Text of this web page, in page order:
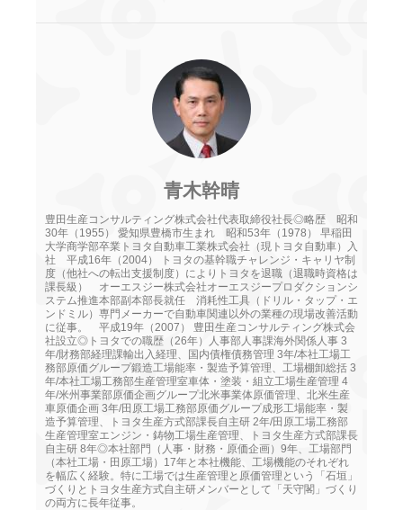
青木幹晴
豊田生産コンサルティング株式会社代表取締役社長◎略歴 昭和
30年（1955） 愛知県豊橋市生まれ 昭和53年（1978） 早稲田
大学商学部卒業トヨタ自動車工業株式会社（現トヨタ自動車）入
社 平成16年（2004） トヨタの基幹職チャレンジ・キャリヤ制
度（他社への転出支援制度）によりトヨタを退職（退職時資格は
課長級） オーエスジー株式会社オーエスジープロダクションシ
ステム推進本部副本部長就任 消耗性工具（ドリル・タップ・エ
ンドミル）専門メーカーで自動車関連以外の業種の現場改善活動
に従事。 平成19年（2007） 豊田生産コンサルティング株式会
社設立◎トヨタでの職歴（26年）人事部人事課海外関係人事 3
年/財務部経理課輸出入経理、国内債権債務管理 3年/本社工場工
務部原価グループ鍛造工場能率・製造予算管理、工場棚卸総括 3
年/本社工場工務部生産管理室車体・塗装・組立工場生産管理 4
年/米州事業部原価企画グループ北米事業体原価管理、北米生産
車原価企画 3年/田原工場工務部原価グループ成形工場能率・製
造予算管理、トヨタ生産方式部課長自主研 2年/田原工場工務部
生産管理室エンジン・鋳物工場生産管理、トヨタ生産方式部課長
自主研 8年◎本社部門（人事・財務・原価企画）9年、工場部門
（本社工場・田原工場）17年と本社機能、工場機能のそれぞれ
を幅広く経験。特に工場では生産管理と原価管理という「石垣」
づくりとトヨタ生産方式自主研メンバーとして「天守閣」づくり
の両方に長年従事。